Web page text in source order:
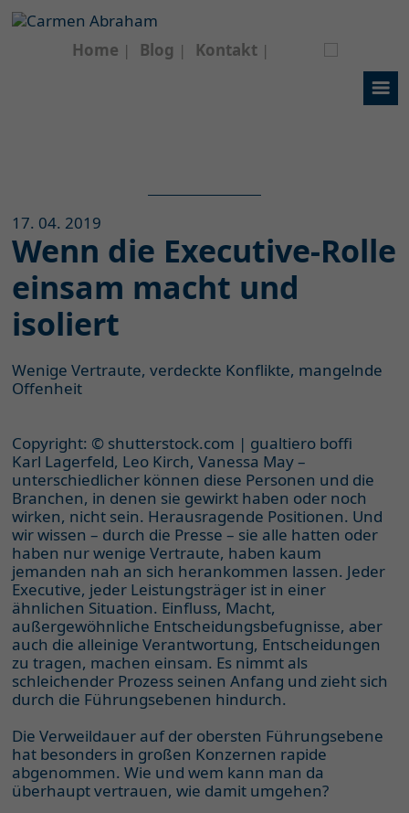
Home Blog Kontakt
17. 04. 2019
Wenn die Executive-Rolle
einsam macht und
isoliert
Wenige Vertraute, verdeckte Konflikte, mangelnde
Offenheit
Copyright: © shutterstock.com | gualtiero boffi
Karl Lagerfeld, Leo Kirch, Vanessa May –
unterschiedlicher können diese Personen und die
Branchen, in denen sie gewirkt haben oder noch
wirken, nicht sein. Herausragende Positionen. Und
wir wissen – durch die Presse – sie alle hatten oder
haben nur wenige Vertraute, haben kaum
jemanden nah an sich herankommen lassen. Jeder
Executive, jeder Leistungsträger ist in einer
ähnlichen Situation. Einfluss, Macht,
außergewöhnliche Entscheidungsbefugnisse, aber
auch die alleinige Verantwortung, Entscheidungen
zu tragen, machen einsam. Es nimmt als
schleichender Prozess seinen Anfang und zieht sich
durch die Führungsebenen hindurch.
Die Verweildauer auf der obersten Führungsebene
hat besonders in großen Konzernen rapide
abgenommen. Wie und wem kann man da
überhaupt vertrauen, wie damit umgehen?